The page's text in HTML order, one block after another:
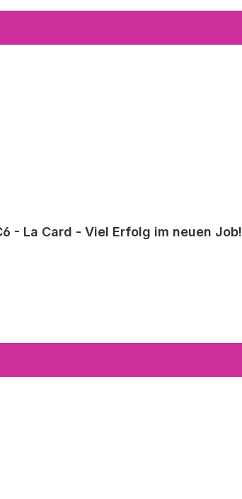
- La Card - Viel Erfolg im neuen Job!